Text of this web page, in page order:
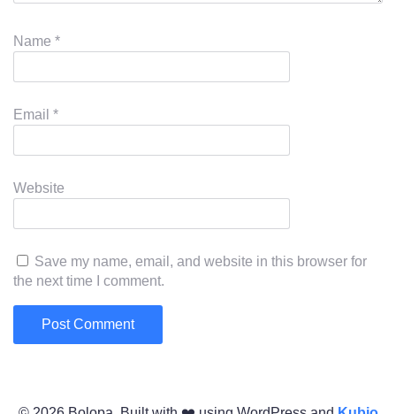
Name *
Email *
Website
Save my name, email, and website in this browser for
the next time I comment.